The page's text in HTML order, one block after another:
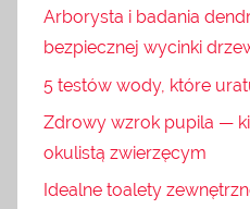
Arborysta i badania
bezpiecznej wycinki
5 testów wody, które
Zdrowy wzrok pupila —
okulistą zwierzęcym
Idealne toalety